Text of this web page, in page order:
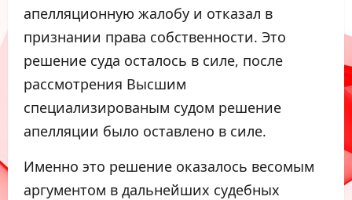
апелляционную жалобу и отказал в
признании права собственности. Это
решение суда осталось в силе, после
рассмотрения Высшим
специализированым судом решение
апелляции было оставлено в силе.
Именно это решение оказалось весомым
аргументом в дальнейших судебных